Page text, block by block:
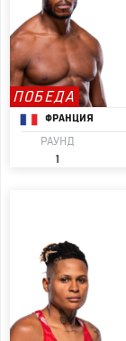
ПОБЕДА
ФРАНЦИЯ
РАУНД
1